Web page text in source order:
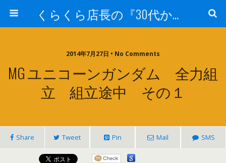
くらくら店長の『30代からのガンプラ工作』
2014年7月27日 • No Comments
MG ユニコーンガンダム 全力組
立 組立途中 その１
Share Tweet Pin Mail SMS